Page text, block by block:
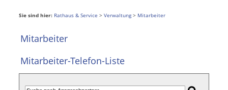
Sie sind hier: Rathaus & Service > Verwaltung> Mitarbeiter
Mitarbeiter
Mitarbeiter-Telefon-Liste